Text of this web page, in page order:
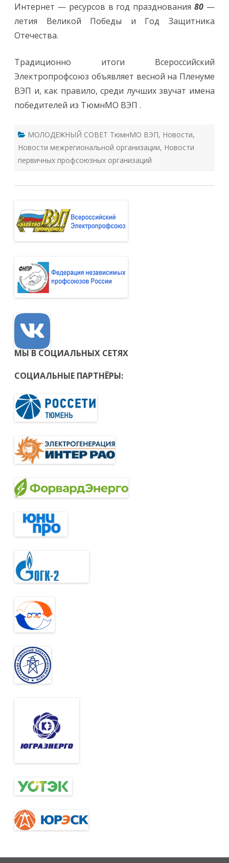
Интернет — ресурсов в год празднования80 —
летия Великой Победы и Год Защитника
Отечества.
Традиционно итоги Всероссийский
Электропрофсоюз объявляет весной на Пленуме
ВЭП и, как правило, среди лучших звучат имена
победителей из ТюмнМО ВЭП .
МОЛОДЕЖНЫЙ СОВЕТ ТюмнМО ВЭП, Новости,
Новости межрегиональной организации, Новости
первичных профсоюзных организаций
МЫ В СОЦИАЛЬНЫХ СЕТЯХ
СОЦИАЛЬНЫЕ ПАРТНЁРЫ: